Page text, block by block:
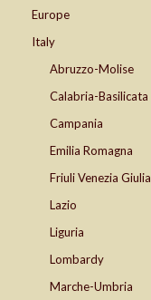
Europe
Italy
Abruzzo-Molise
Calabria-Basilicata
Campania
Emilia Romagna
Friuli Venezia Giulia
Lazio
Liguria
Lombardy
Marche-Umbria